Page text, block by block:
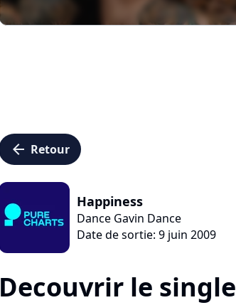
arrow_left Retour
Happiness
Dance Gavin Dance
Date de sortie: 9 juin 2009
Decouvrir le single